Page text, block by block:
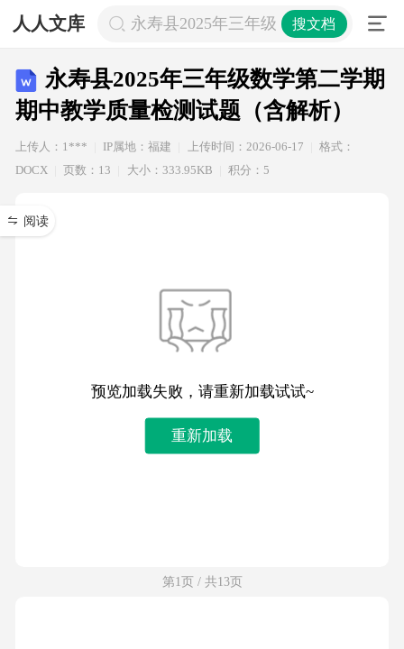
人人文库 永寿县2025年三年级数学第二学期期
搜文档
永寿县2025年三年级数学第二学期
期中教学质量检测试题（含解析）
上传人：1*** IP属地：福建 上传时间：2026-06-17
格式：
DOCX
页数：13 大小：333.95KB 积分：5
阅读
预览加载失败，请重新加载试试~
重新加载
第1页 / 共13页